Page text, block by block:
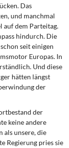
Das
und manchmal
auf dem Parteitag.
hindurch. Die
seit einigen
Europas. In
Und diese
hätten längst
der
der
keine andere
als unsere, die
Regierung pries sie